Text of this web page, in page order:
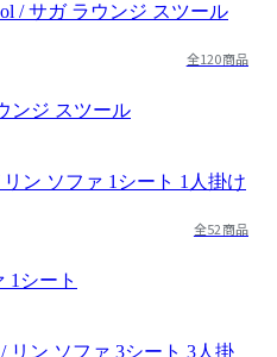
全120商品
ンジ スツール
全52商品
1シート